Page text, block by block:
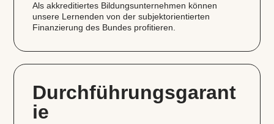
Als akkreditiertes Bildungsunternehmen können
unsere Lernenden von der subjektorientierten
Finanzierung des Bundes profitieren.
Durchführungsgarant
ie